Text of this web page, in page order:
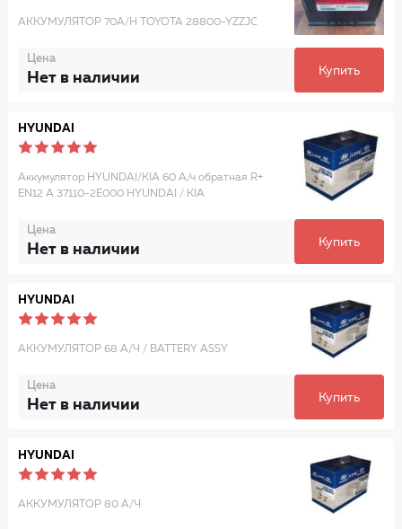
АККУМУЛЯТОР 70A/H TOYOTA 28800-YZZJC
Цена
Нет в наличии Купить
HYUNDAI
Аккумулятор HYUNDAI/KIA 60 А/ч обратная R+
EN12 А 37110-2E000 HYUNDAI / KIA
Цена
Нет в наличии Купить
HYUNDAI
АККУМУЛЯТОР 68 А/Ч / BATTERY ASSY
Цена
Нет в наличии Купить
HYUNDAI
АККУМУЛЯТОР 80 А/Ч